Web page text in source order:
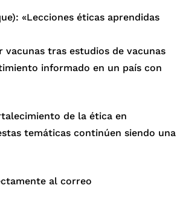
«Lecciones éticas aprendidas
vacunas tras estudios de vacunas
informado en un país con
de la ética en
temáticas continúen siendo una
al correo